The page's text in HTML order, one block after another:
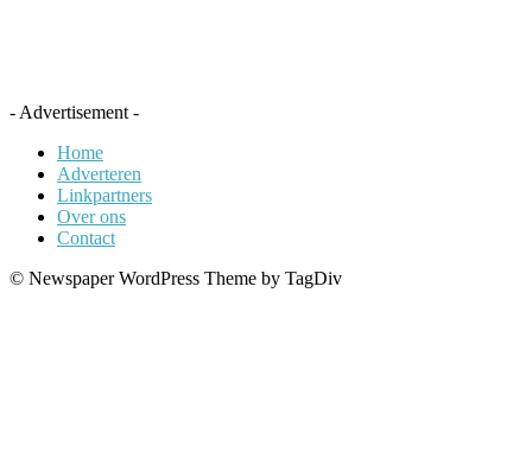
- Advertisement -
Home
Adverteren
Linkpartners
Over ons
Contact
© Newspaper WordPress Theme by TagDiv